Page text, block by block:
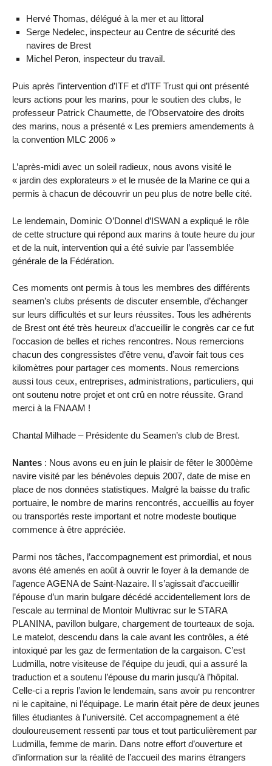
Hervé Thomas, délégué à la mer et au littoral
Serge Nedelec, inspecteur au Centre de sécurité des
navires de Brest
Michel Peron, inspecteur du travail.
Puis après l’intervention d’ITF et d’ITF Trust qui ont présenté
leurs actions pour les marins, pour le soutien des clubs, le
professeur Patrick Chaumette, de l’Observatoire des droits
des marins, nous a présenté « Les premiers amendements à
la convention MLC 2006 »
L’après-midi avec un soleil radieux, nous avons visité le
« jardin des explorateurs » et le musée de la Marine ce qui a
permis à chacun de découvrir un peu plus de notre belle cité.
Le lendemain, Dominic O’Donnel d’ISWAN a expliqué le rôle
de cette structure qui répond aux marins à toute heure du jour
et de la nuit, intervention qui a été suivie par l’assemblée
générale de la Fédération.
Ces moments ont permis à tous les membres des différents
seamen’s clubs présents de discuter ensemble, d’échanger
sur leurs difficultés et sur leurs réussites. Tous les adhérents
de Brest ont été très heureux d’accueillir le congrès car ce fut
l’occasion de belles et riches rencontres. Nous remercions
chacun des congressistes d’être venu, d’avoir fait tous ces
kilomètres pour partager ces moments. Nous remercions
aussi tous ceux, entreprises, administrations, particuliers, qui
ont soutenu notre projet et ont crû en notre réussite. Grand
merci à la FNAAM !
Chantal Milhade – Présidente du Seamen’s club de Brest.
Nantes : Nous avons eu en juin le plaisir de fêter le 3000ème
navire visité par les bénévoles depuis 2007, date de mise en
place de nos données statistiques. Malgré la baisse du trafic
portuaire, le nombre de marins rencontrés, accueillis au foyer
ou transportés reste important et notre modeste boutique
commence à être appréciée.
Parmi nos tâches, l’accompagnement est primordial, et nous
avons été amenés en août à ouvrir le foyer à la demande de
l’agence AGENA de Saint-Nazaire. Il s’agissait d’accueillir
l’épouse d’un marin bulgare décédé accidentellement lors de
l’escale au terminal de Montoir Multivrac sur le STARA
PLANINA, pavillon bulgare, chargement de tourteaux de soja.
Le matelot, descendu dans la cale avant les contrôles, a été
intoxiqué par les gaz de fermentation de la cargaison. C’est
Ludmilla, notre visiteuse de l’équipe du jeudi, qui a assuré la
traduction et a soutenu l’épouse du marin jusqu’à l’hôpital.
Celle-ci a repris l’avion le lendemain, sans avoir pu rencontrer
ni le capitaine, ni l’équipage. Le marin était père de deux jeunes
filles étudiantes à l’université. Cet accompagnement a été
douloureusement ressenti par tous et tout particulièrement par
Ludmilla, femme de marin. Dans notre effort d’ouverture et
d’information sur la réalité de l’accueil des marins étrangers